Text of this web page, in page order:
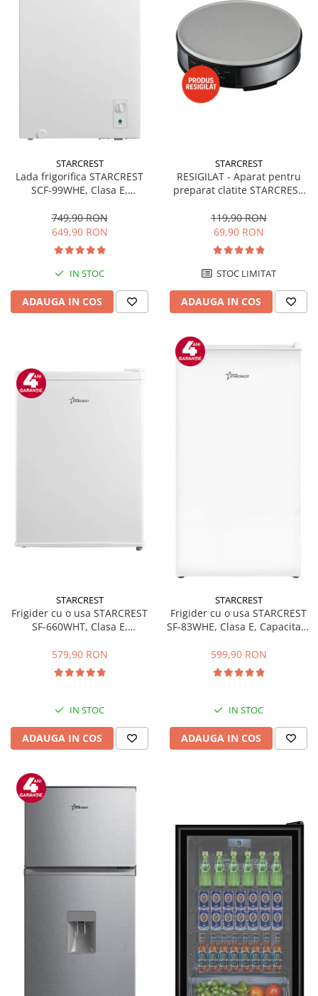
STARCREST
Lada frigorifica STARCREST
SCF-99WHE, Clasa E,
convertibil - functie frigider,
Termostat reglabil, Alb
749,90 RON
649,90 RON
IN STOC
ADAUGA IN COS
STARCREST
RESIGILAT - Aparat pentru
preparat clatite STARCREST
invelis ceramic antiaderent,
30 cm, Inox / Negru
119,90 RON
69,90 RON
STOC LIMITAT
ADAUGA IN COS
STARCREST
Frigider cu o usa STARCREST
SF-660WHT, Clasa E,
579,90 RON
IN STOC
ADAUGA IN COS
STARCREST
Frigider cu o usa STARCREST
SF-83WHE, Clasa E, Capacitate
Compartiment gheata, H 85
cm, Alb
599,90 RON
IN STOC
ADAUGA IN COS